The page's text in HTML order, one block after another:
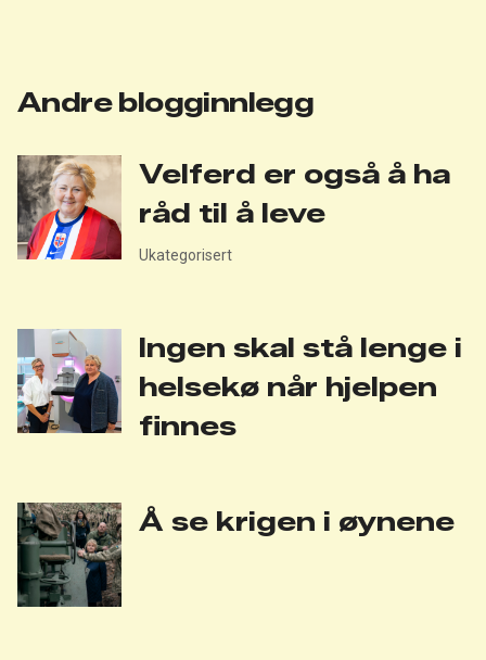
Andre blogginnlegg
Velferd er også å ha
råd til å leve
Ukategorisert
Ingen skal stå lenge i
helsekø når hjelpen
finnes
Å se krigen i øynene